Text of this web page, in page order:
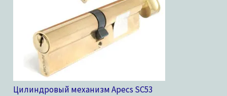
Цилиндровый механизм Apecs SC53